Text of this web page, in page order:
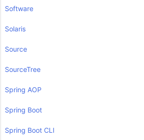
Software
Solaris
Source
SourceTree
Spring AOP
Spring Boot
Spring Boot CLI